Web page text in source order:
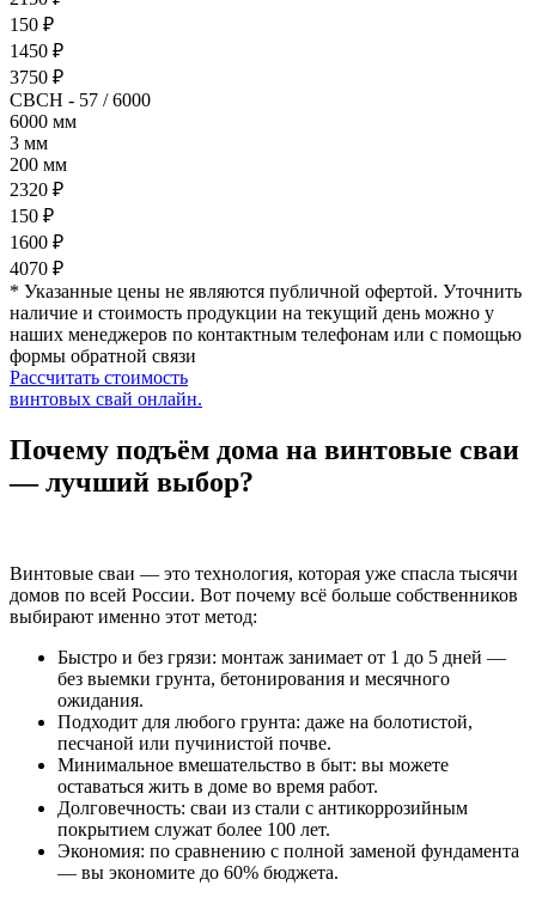
150 ₽
1450 ₽
3750 ₽
СВСН - 57 / 6000
6000 мм
3 мм
200 мм
2320 ₽
150 ₽
1600 ₽
4070 ₽
* Указанные цены не являются публичной офертой. Уточнить
наличие и стоимость продукции на текущий день можно у
наших менеджеров по контактным телефонам или с помощью
формы обратной связи
Рассчитать стоимость
винтовых свай онлайн.
Почему подъём дома на винтовые сваи
— лучший выбор?
Винтовые сваи — это технология, которая уже спасла тысячи
домов по всей России. Вот почему всё больше собственников
выбирают именно этот метод:
Быстро и без грязи: монтаж занимает от 1 до 5 дней —
без выемки грунта, бетонирования и месячного
ожидания.
Подходит для любого грунта: даже на болотистой,
песчаной или пучинистой почве.
Минимальное вмешательство в быт: вы можете
оставаться жить в доме во время работ.
Долговечность: сваи из стали с антикоррозийным
покрытием служат более 100 лет.
Экономия: по сравнению с полной заменой фундамента
— вы экономите до 60% бюджета.